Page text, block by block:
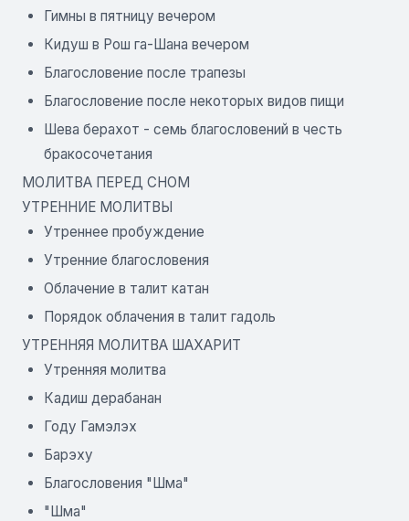
Гимны в пятницу вечером
Кидуш в Рош га-Шана вечером
Благословение после трапезы
Благословение после некоторых видов пищи
Шева берахот - семь благословений в честь
бракосочетания
МОЛИТВА ПЕРЕД СНОМ
УТРЕННИЕ МОЛИТВЫ
Утреннее пробуждение
Утренние благословения
Облачение в талит катан
Порядок облачения в талит гадоль
УТРЕННЯЯ МОЛИТВА ШАХАРИТ
Утренняя молитва
Кадиш дерабанан
Году Гамэлэх
Барэху
Благословения "Шма"
"Шма"